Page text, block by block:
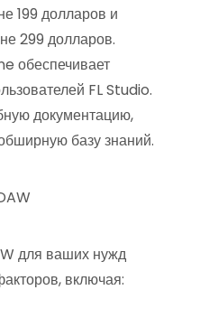
199 долларов и
299 долларов.
обеспечивает
FL Studio.
документацию,
базу знаний.
для ваших нужд
включая: